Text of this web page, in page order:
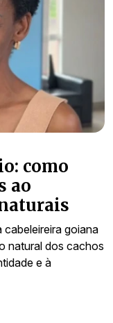
como
ao
cabeleireira goiana
natural dos cachos
e à